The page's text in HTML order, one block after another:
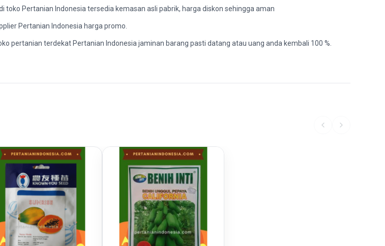
Pertanian Indonesia tersedia kemasan asli pabrik, harga diskon sehingga aman
Pertanian Indonesia harga promo.
pertanian terdekat Pertanian Indonesia jaminan barang pasti datang atau uang anda kembali 100 %.